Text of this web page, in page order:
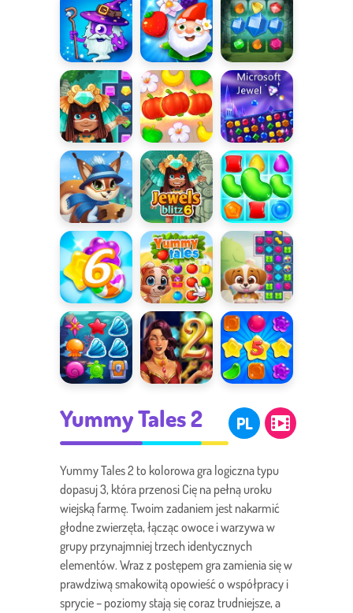
Bohaterskie
połączenia
Garden Tales
2
Jewels Blitz 3
Jewels Blitz 4 Jungle Match
Microsoft
Jewel
Match
Adventure
Jewels Blitz 6 Candy Match
Candy Rain 6 Yummy Tales
Dog Puzzle
Story
nocy 2
Yummy Tales 2 PL
Yummy Tales 2 to kolorowa gra logiczna typu
dopasuj 3, która przenosi Cię na pełną uroku
wiejską farmę. Twoim zadaniem jest nakarmić
głodne zwierzęta, łącząc owoce i warzywa w
grupy przynajmniej trzech identycznych
elementów. Wraz z postępem gra zamienia się w
prawdziwą smakowitą opowieść o współpracy i
sprycie – poziomy stają się coraz trudniejsze, a